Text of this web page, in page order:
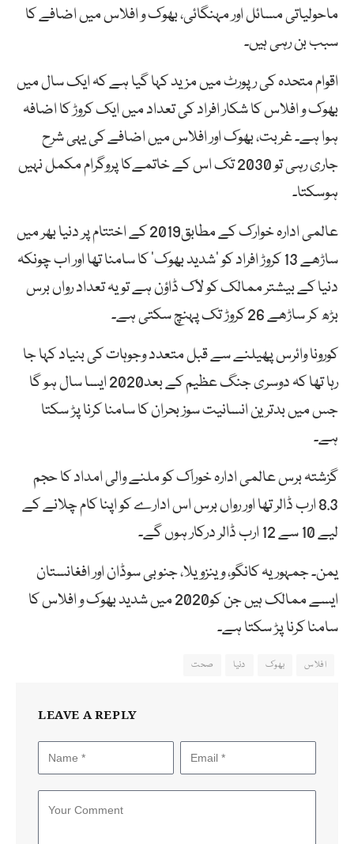
ماحولیاتی مسائل اور مہنگائی، بھوک و افلاس میں اضافے کا
سبب بن رہی ہیں۔
اقوام متحدہ کی رپورٹ میں مزید کہا گیا ہے کہ ایک سال میں
بھوک و افلاس کا شکار افراد کی تعداد میں ایک کروڑ کا اضافہ
ہوا ہے۔ غربت، بھوک اور افلاس میں اضافے کی یہی شرح
جاری رہی تو 2030 تک اس کے خاتمےکا پروگرام مکمل نہیں
ہوسکتا۔
عالمی ادارہ خوارک کے مطابق2019 کے اختتام پر دنیا بھر میں
ساڑھے 13 کروڑ افراد کو ’شدید بھوک‘ کا سامنا تھا اور اب چونکہ
دنیا کے بیشتر ممالک کو لاک ڈاؤن ہے تو یہ تعداد رواں برس
بڑھ کر ساڑھے 26 کروڑ تک پہنچ سکتی ہے۔
کورونا وائرس پھیلنے سے قبل متعدد وجوہات کی بنیاد کہا جا
رہا تھا کہ دوسری جنگ عظیم کے بعد2020 ایسا سال ہو گا
جس میں بدترین انسانیت سوز بحران کا سامنا کرنا پڑ سکتا
ہے۔
گزشتہ برس عالمی ادارہ خوراک کو ملنے والی امداد کا حجم
8.3 ارب ڈالر تھا اور رواں برس اس ادارے کو اپنا کام چلانے کے
لیے 10 سے 12 ارب ڈالر درکار ہوں گے۔
یمن۔ جمہوریہ کانگو، وینزویلا، جنوبی سوڈان اور افغانستان
ایسے ممالک ہیں جن کو2020 میں شدید بھوک و افلاس کا
سامنا کرنا پڑ سکتا ہے۔
افلاس بھوک دنیا صحت
LEAVE A REPLY